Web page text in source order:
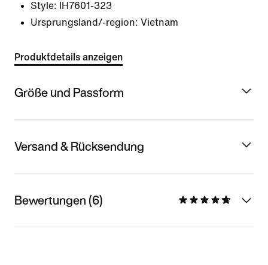
Style:
IH7601-323
Ursprungsland/-region: Vietnam
Produktdetails anzeigen
Größe und Passform
Versand & Rücksendung
Bewertungen (6)